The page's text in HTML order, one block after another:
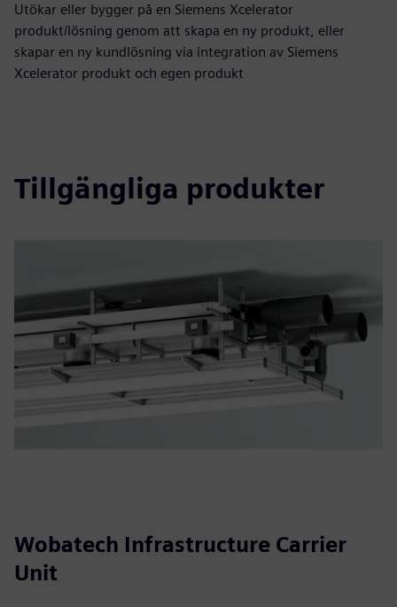
Utökar eller bygger på en Siemens Xcelerator
produkt/lösning genom att skapa en ny produkt, eller
skapar en ny kundlösning via integration av Siemens
Xcelerator produkt och egen produkt
Tillgängliga produkter
Wobatech Infrastructure Carrier
Unit